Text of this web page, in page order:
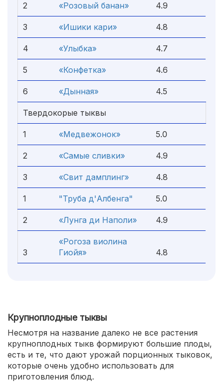
2 «Розовый банан» 4.9
3 «Ишики кари» 4.8
4 «Улыбка» 4.7
5 «Конфетка» 4.6
6 «Дынная» 4.5
Твердокорые тыквы
1 «Медвежонок» 5.0
2 «Самые сливки» 4.9
3 «Свит дамплинг» 4.8
1 "Труба д'Албенга" 5.0
2 «Лунга ди Наполи» 4.9
3
«Рогоза виолина
Гиойя»
4.8
Крупноплодные тыквы
Несмотря на название далеко не все растения
крупноплодных тыкв формируют большие плоды,
есть и те, что дают урожай порционных тыковок,
которые очень удобно использовать для
приготовления блюд.